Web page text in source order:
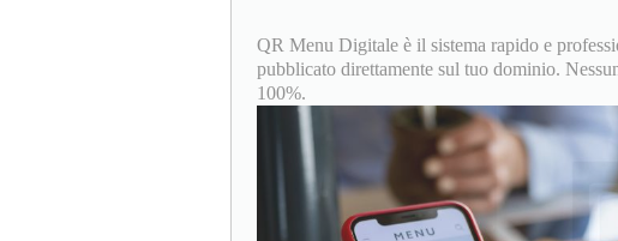
QR Menu Digitale è il sistema rapido e
pubblicato direttamente sul tuo dominio.
100%.